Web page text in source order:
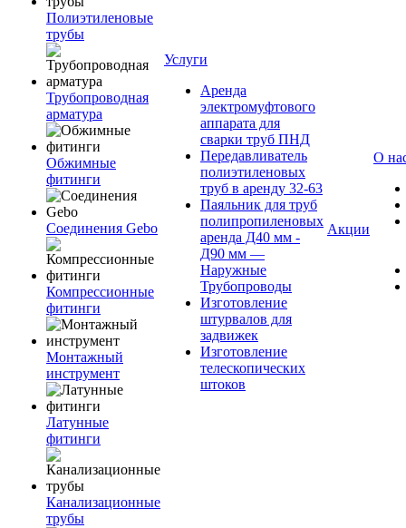
Полиэтиленовые
трубы
Трубопроводная
арматура
Обжимные
фитинги
Соединения Gebo
Компрессионные
фитинги
Монтажный
инструмент
Латунные
фитинги
Канализационные
трубы
Услуги
Аренда
электромуфтового
аппарата для
сварки труб ПНД
Передавливатель
полиэтиленовых
труб в аренду 32-63
Паяльник для труб
полипропиленовых
аренда Д40 мм -
Д90 мм —
Наружные
Трубопроводы
Изготовление
штурвалов для
задвижек
Изготовление
телескопических
штоков
Акции
О